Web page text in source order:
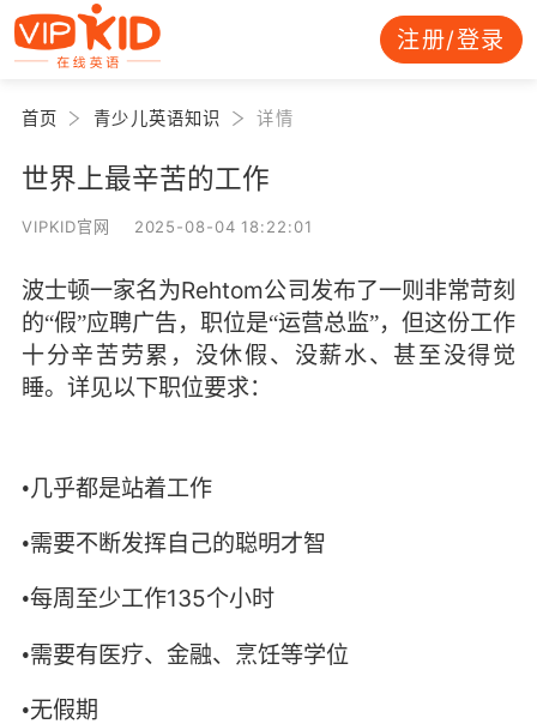
注册/登录
首页 青少儿英语知识 详情
世界上最辛苦的工作
VIPKID官网 2025-08-04 18:22:01
波士顿一家名为Rehtom公司发布了一则非常苛刻
的“假”应聘广告，职位是“运营总监”，但这份工作
十分辛苦劳累，没休假、没薪水、甚至没得觉
睡。详见以下职位要求：
•几乎都是站着工作
•需要不断发挥自己的聪明才智
•每周至少工作135个小时
•需要有医疗、金融、烹饪等学位
•无假期